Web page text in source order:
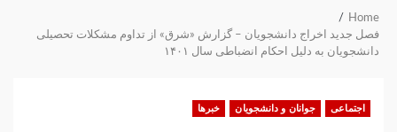
Home
فصل جدید اخراج دانشجویان – گزارش «شرق» از تداوم مشکلات تحصیلی
دانشجویان به دلیل احکام انضباطی سال ۱۴۰۱
اجتماعی جوانان و دانشجویان خبرها